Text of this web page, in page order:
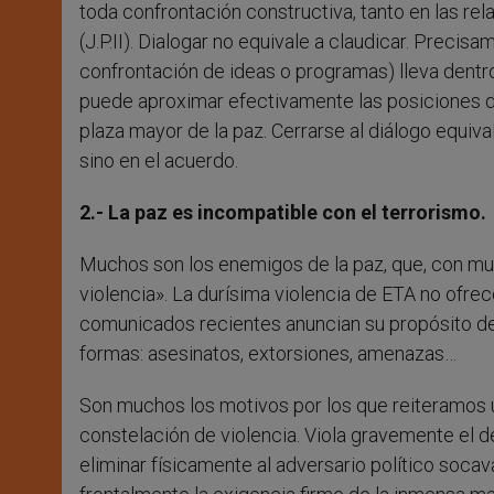
toda confrontación constructiva, tanto en las
(J.P.II). Dialogar no equivale a claudicar.
confrontación de ideas o programas) lleva
puede aproximar efectivamente las posiciones
plaza mayor de la paz. Cerrarse al diálogo
sino en el acuerdo.
2.- La paz es incompatible con el terrorismo.
Muchos son los enemigos de la paz, que, con
violencia». La durísima violencia de ETA no
comunicados recientes anuncian su propósito
formas: asesinatos, extorsiones, amenazas…
Son muchos los motivos por los que reiteramos
constelación de violencia. Viola gravemente el
eliminar físicamente al adversario político